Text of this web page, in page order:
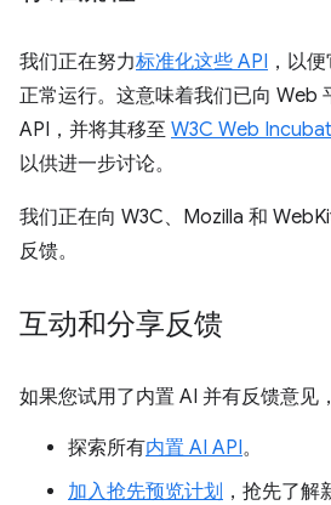
我们正在努力标准化这些 API ，以
正常运行。这意味着我们已向 Web
API，并将其移至 W3C Web
以供进一步讨论。
我们正在向 W3C、Mozilla 和
反馈。
互动和分享反馈
如果您试用了内置 AI 并有反馈意见
探索所有内置 AI API。
加入抢先预览计划 ，抢先了解